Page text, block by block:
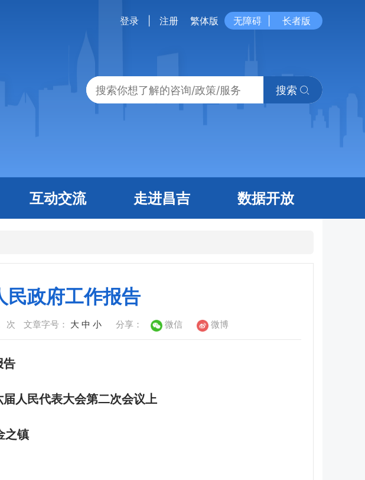
登录 注册 繁体版 无障碍 长者版
搜索
互动交流 走进昌吉 数据开放
民政府工作报告
次 文章字号： 大 中 小 分享： 微信 微博
告
人民代表大会第二次会议上
之镇